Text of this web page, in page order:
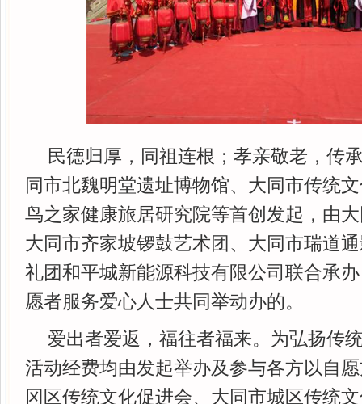
民德归厚，同祖连根；孝亲敬老，传
同市北魏明堂遗址博物馆、大同市传统
鸟之家健康旅居研究院等首创发起，由
大同市齐家坡锣鼓艺术团、大同市瑞道
礼团和平城新能源科技有限公司联合承
愿者服务爱心人士共同举动办的。
爱出者爱返，福往者福来。为弘扬传
活动经费均由发起举办及参与各方以自
冈区传统文化促进会、大同市城区传统